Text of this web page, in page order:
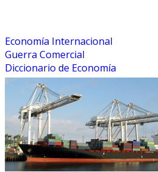
Economía Internacional
Guerra Comercial
Diccionario de Economía